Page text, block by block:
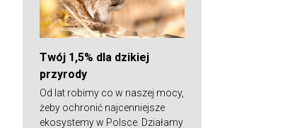
Twój 1,5% dla dzikiej
przyrody
Od lat robimy co w naszej mocy,
żeby ochronić najcenniejsze
ekosystemy w Polsce. Działamy